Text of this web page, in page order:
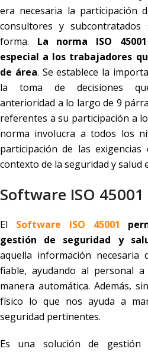
era necesaria la participación
consultores y subcontratados
forma. La norma ISO
especial a los trabajadores
de área. Se establece la
la toma de decisiones
anterioridad a lo largo de 9
referentes a su participación a
norma involucra a todos los
participación de las
contexto de la seguridad y salud
Software ISO 45001
El Software ISO 45001
gestión de seguridad y
aquella información necesaria
fiable, ayudando al personal
manera automática. Además,
físico lo que nos ayuda a
seguridad pertinentes.
Es una solución de gestión